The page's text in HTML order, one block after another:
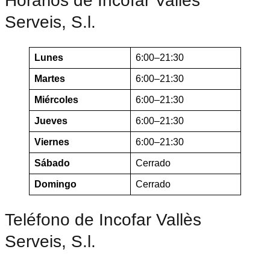
Serveis, S.l.
Lunes 6:00–21:30
Martes 6:00–21:30
Miércoles 6:00–21:30
Jueves 6:00–21:30
Viernes 6:00–21:30
Sábado Cerrado
Domingo Cerrado
Teléfono de Incofar Vallès
Serveis, S.l.